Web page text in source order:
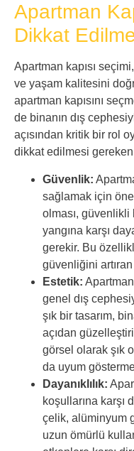
Apartman
Dikkat
Apartman kapısı
ve yaşam kalitesini
apartman kapısını
de binanın dış
açısından kritik bir rol
dikkat edilmesi
Güvenlik:
sağlamak için
olması, güvenlikli
yangına karşı
gerekir. Bu
güvenliğini artıran
Estetik: Apartman
genel dış
şık bir tasarım,
açıdan
görsel olarak şık
da uyum
Dayanıklılık:
koşullarına karşı
çelik, alüminyum
uzun ömürlü